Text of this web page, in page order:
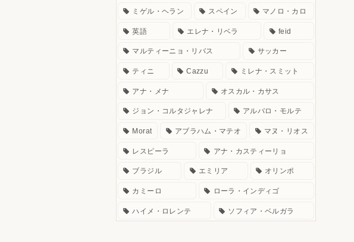
ミゲル・ヘラン スペイン マノロ・カロ
英語 エレナ・リベラ feid
マルティーニョ・リバス サッカー
ティニ Cazzu ミレナ・スミット
アナ・メナ オスカル・カサス
ジョン・コルタジャレナ アルバロ・モルテ
Morat アブラハム・マテオ マヌ・リオス
レスピーラ アナ・カスティーリョ
ブラジル エミリア オリンポ
カミーロ ローラ・インディゴ
ハイメ・ロレンテ ソフィア・ベルガラ